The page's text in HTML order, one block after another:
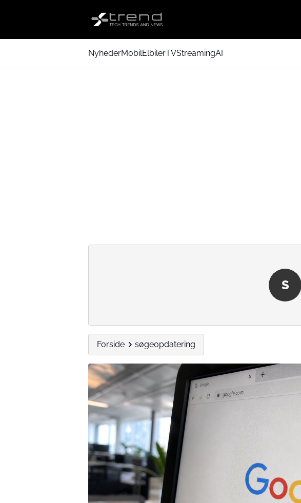
NyhederMobilElbilerTVStreamingAI
S
Forside søgeopdatering